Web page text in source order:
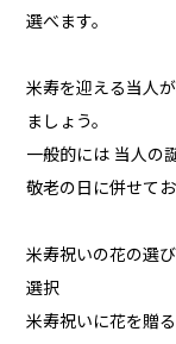
選べます。
米寿を迎える当人
ましょう。
一般的には 当人の
敬老の日に併せて
米寿祝いの花の選
選択
米寿祝いに花を贈